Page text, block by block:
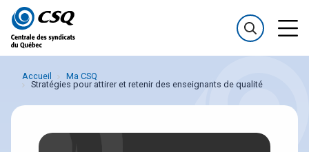
Passer
au
menu
Passer
au
contenu
Accueil
Ma CSQ
Stratégies pour attirer et retenir des enseignants de qualité